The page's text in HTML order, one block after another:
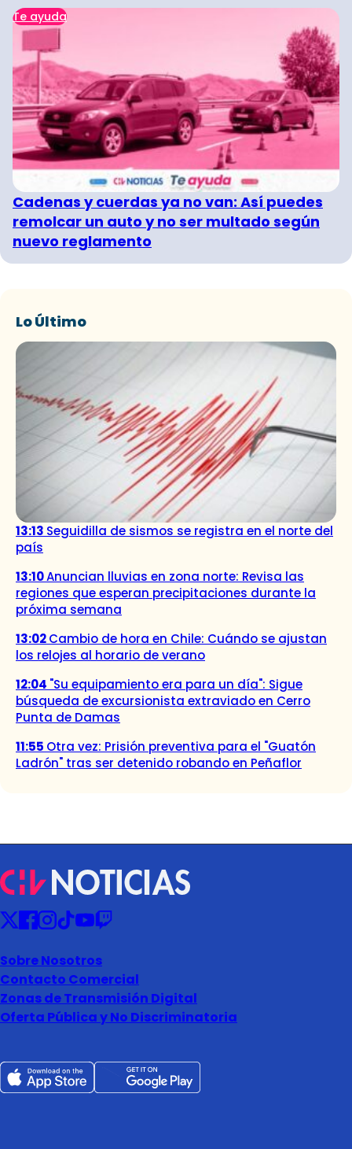
Te ayuda
Cadenas y cuerdas ya no van: Así puedes
remolcar un auto y no ser multado según
nuevo reglamento
Lo Último
13:13 Seguidilla de sismos se registra en el norte del
país
13:10Anuncian lluvias en zona norte: Revisa las
regiones que esperan precipitaciones durante la
próxima semana
13:02Cambio de hora en Chile: Cuándo se ajustan
los relojes al horario de verano
12:04 "Su equipamiento era para un día": Sigue
búsqueda de excursionista extraviado en Cerro
Punta de Damas
11:55 Otra vez: Prisión preventiva para el "Guatón
Ladrón" tras ser detenido robando en Peñaflor
Sobre Nosotros
Contacto Comercial
Zonas de Transmisión Digital
Oferta Pública y No Discriminatoria